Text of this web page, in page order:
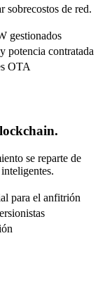
sobrecostos de red.
gestionados
potencia contratada
OTA
se reparte de
para el anfitrión